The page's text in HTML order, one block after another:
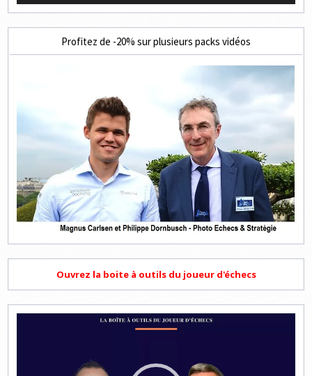
Profitez de -20% sur plusieurs packs vidéos
Ouvrez la boite à outils du joueur d'échecs